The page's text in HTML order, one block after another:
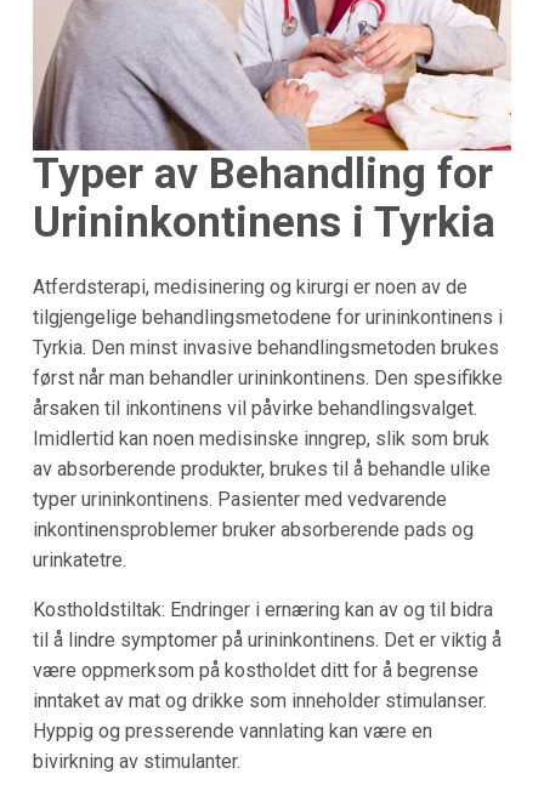
Typer av Behandling for
Urininkontinens i Tyrkia
Atferdsterapi, medisinering og kirurgi er noen av de
tilgjengelige behandlingsmetodene for urininkontinens i
Tyrkia. Den minst invasive behandlingsmetoden brukes
først når man behandler urininkontinens. Den spesifikke
årsaken til inkontinens vil påvirke behandlingsvalget.
Imidlertid kan noen medisinske inngrep, slik som bruk
av absorberende produkter, brukes til å behandle ulike
typer urininkontinens. Pasienter med vedvarende
inkontinensproblemer bruker absorberende pads og
urinkatetre.
Kostholdstiltak: Endringer i ernæring kan av og til bidra
til å lindre symptomer på urininkontinens. Det er viktig å
være oppmerksom på kostholdet ditt for å begrense
inntaket av mat og drikke som inneholder stimulanser.
Hyppig og presserende vannlating kan være en
bivirkning av stimulanter.